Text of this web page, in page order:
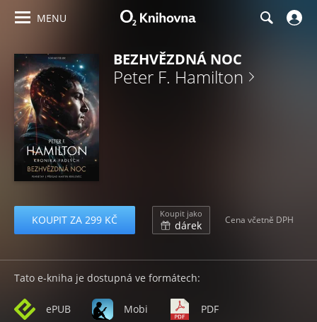
MENU
BEZHVĚZDNÁ NOC
Peter F. Hamilton
KOUPIT ZA 299 KČ Koupit jako
dárek Cena včetně DPH
Tato e-kniha je dostupná ve formátech:
ePUB Mobi PDF